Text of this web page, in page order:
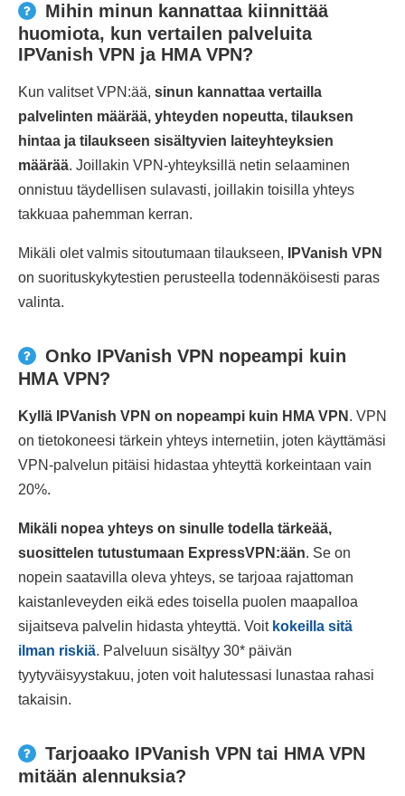
Mihin minun kannattaa kiinnittää
huomiota, kun vertailen palveluita
IPVanish VPN ja HMA VPN?
Kun valitset VPN:ää, sinun kannattaa vertailla
palvelinten määrää, yhteyden nopeutta, tilauksen
hintaa ja tilaukseen sisältyvien laiteyhteyksien
määrää. Joillakin VPN-yhteyksillä netin selaaminen
onnistuu täydellisen sulavasti, joillakin toisilla yhteys
takkuaa pahemman kerran.
Mikäli olet valmis sitoutumaan tilaukseen,
IPVanish VPN
on suorituskykytestien perusteella todennäköisesti paras
valinta.
Onko IPVanish VPN nopeampi kuin
HMA VPN?
Kyllä IPVanish VPN on nopeampi kuin HMA VPN . VPN
on tietokoneesi tärkein yhteys internetiin, joten käyttämäsi
VPN-palvelun pitäisi hidastaa yhteyttä korkeintaan vain
20%.
Mikäli nopea yhteys on sinulle todella tärkeää,
suosittelen tutustumaan ExpressVPN:ään. Se on
nopein saatavilla oleva yhteys, se tarjoaa rajattoman
kaistanleveyden eikä edes toisella puolen maapalloa
sijaitseva palvelin hidasta yhteyttä. Voit kokeilla sitä
ilman riskiä. Palveluun sisältyy 30* päivän
tyytyväisyystakuu, joten voit halutessasi lunastaa rahasi
takaisin.
Tarjoaako IPVanish VPN tai HMA VPN
mitään alennuksia?